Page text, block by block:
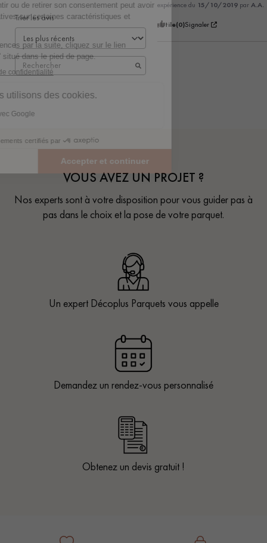
Trier les avis
expérience du 15/10/2019 parA.A.
Utile(0)Signaler
VOUS AVEZ UN PROJET ?
Nos experts sont à votre disposition pour vous guider pas à
pas dans le choix et la pose de votre parquet.
Un expert Décoplus Parquets vous appelle
Demandez un rendez-vous personnalisé
Obtenez un devis gratuit !